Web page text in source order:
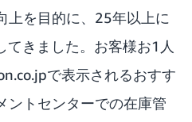
上を目的に、25年以上に
てきました。お客様お1人
で表示されるおすす
ントセンターでの在庫管